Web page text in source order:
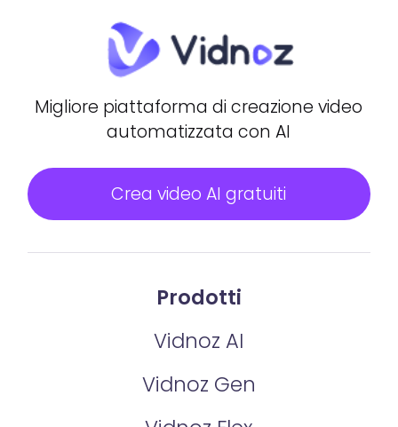
Migliore piattaforma di creazione video
automatizzata con AI
Crea video AI gratuiti
Prodotti
Vidnoz AI
Vidnoz Gen